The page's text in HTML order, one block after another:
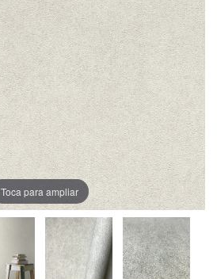
Toca para ampliar